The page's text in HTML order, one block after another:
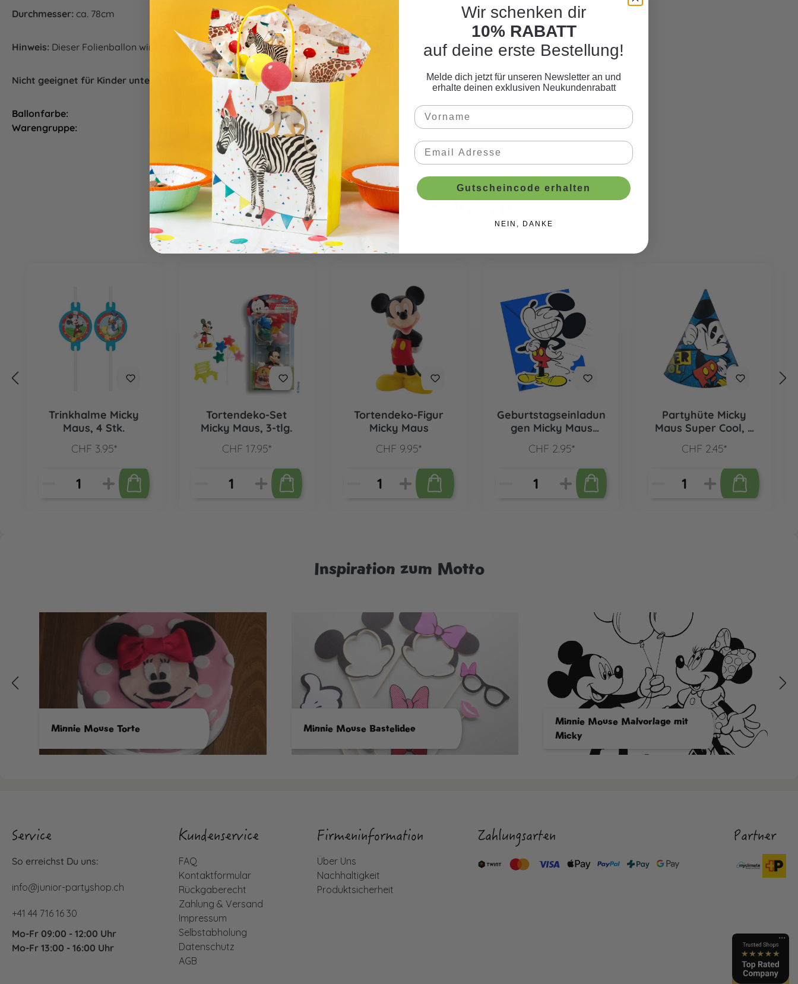
Durchmesser: ca. 78cm
Hinweis: Dieser Folienballon wird nicht gefüllt geliefert. Man kann es mit Luft oder Helium befüllen.
Nicht geeignet für Kinder unter 3 Jahren.
Ballonfarbe:
mehrfarbig
Warengruppe:
Ballons, Partydeko
Ähnliche Produkte
Produktgalerie überspringen
Trinkhalme Micky
Maus, 4 Stk.
CHF 3.95*
Tortendeko-Set
Micky Maus, 3-tlg.
CHF 17.95*
Tortendeko-Figur
Micky Maus
CHF 9.95*
Geburtstagseinladun
gen Micky Maus
CHF 2.95*
Partyhüte Micky
Maus Super Cool, 6
CHF 2.45*
Inspiration zum Motto
Minnie Mouse Torte Minnie Mouse Bastelidee
Minnie Mouse Malvorlage mit
Micky
Service
So erreichst Du uns:
info@junior-partyshop.ch
+41 44 716 16 30
Mo-Fr 09:00 - 12:00 Uhr
Mo-Fr 13:00 - 16:00 Uhr
Kundenservice
FAQ
Kontaktformular
Rückgaberecht
Zahlung & Versand
Impressum
Selbstabholung
Datenschutz
AGB
Firmeninformation
Über Uns
Nachhaltigkeit
Produktsicherheit
Zahlungsarten Partner
Wir schenken dir
10% RABATT
auf deine erste Bestellung!
Melde dich jetzt für unseren Newsletter an und
erhalte deinen exklusiven Neukundenrabatt
Gutscheincode erhalten
NEIN, DANKE